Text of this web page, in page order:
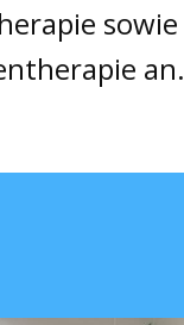
sowie
an.